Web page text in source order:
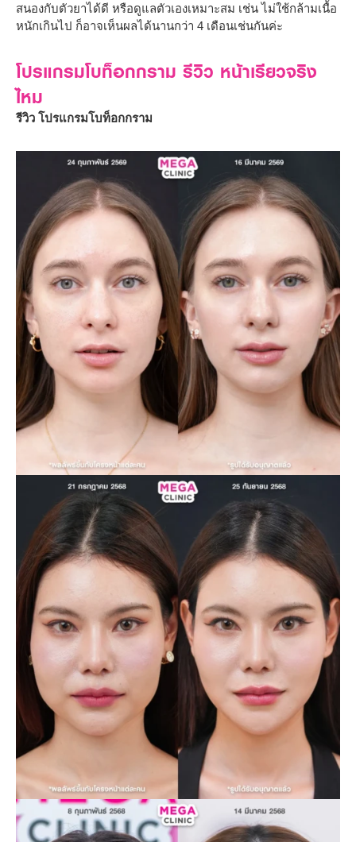
สนองกับตัวยาได้ดี หรือดูแลตัวเองเหมาะสม เช่น ไม่ใช้กล้ามเนื้อ
หนักเกินไป ก็อาจเห็นผลได้นานกว่า 4 เดือนเช่นกันค่ะ
โปรแกรมโบท็อกกราม รีวิว หน้าเรียวจริง
ไหม
รีวิว โปรแกรมโบท็อกกราม